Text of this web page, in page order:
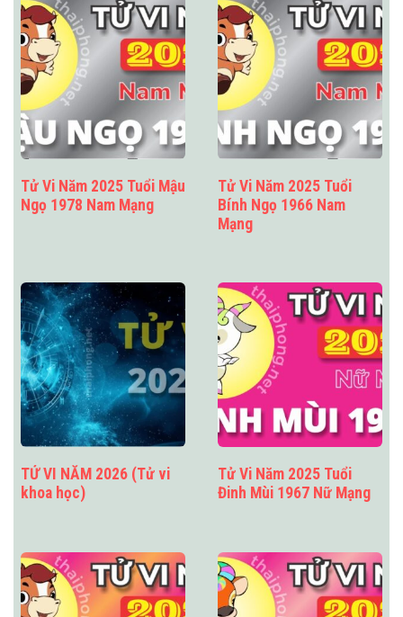
Tử Vi Năm 2025 Tuổi Mậu
Ngọ 1978 Nam Mạng
Tử Vi Năm 2025 Tuổi
Bính Ngọ 1966 Nam
Mạng
TỬ VI NĂM 2026 (Tử vi
khoa học)
Tử Vi Năm 2025 Tuổi
Đinh Mùi 1967 Nữ Mạng